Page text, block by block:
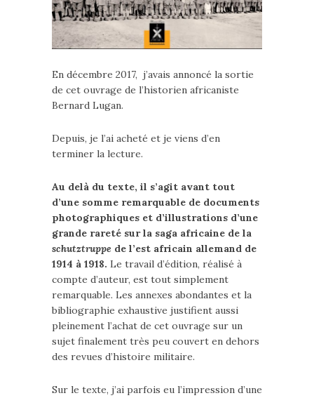
En décembre 2017, j’avais annoncé la sortie
de cet ouvrage de l’historien africaniste
Bernard Lugan.
Depuis, je l’ai acheté et je viens d’en
terminer la lecture.
Au delà du texte, il s’agit avant tout
d’une somme remarquable de documents
photographiques et d’illustrations d’une
grande rareté sur la saga africaine de la
schutztruppe de l’est africain allemand de
1914 à 1918. Le travail d’édition, réalisé à
compte d’auteur, est tout simplement
remarquable. Les annexes abondantes et la
bibliographie exhaustive justifient aussi
pleinement l’achat de cet ouvrage sur un
sujet finalement très peu couvert en dehors
des revues d’histoire militaire.
Sur le texte, j’ai parfois eu l’impression d’une